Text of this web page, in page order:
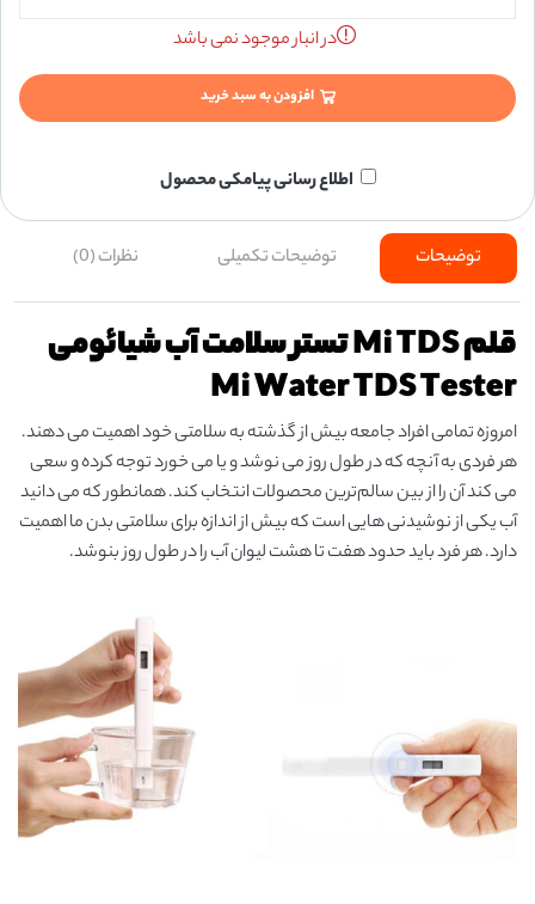
در انبار موجود نمی باشد
افزودن به سبد خرید
اطلاع رسانی پیامکی محصول
توضیحات توضیحات تکمیلی نظرات (0)
قلم Mi TDS تستر سلامت آب شیائومی
Mi Water TDS Tester
امروزه تمامی افراد جامعه بیش از گذشته به سلامتی خود اهمیت می دهند.
هر فردی به آنچه که در طول روز می نوشد و یا می خورد توجه کرده و سعی
می کند آن را از بین سالم‌ترین محصولات انتخاب کند. همانطور که می دانید
آب یکی از نوشیدنی هایی است که بیش از اندازه برای سلامتی بدن ما اهمیت
دارد. هر فرد باید حدود هفت تا هشت لیوان آب را در طول روز بنوشد.